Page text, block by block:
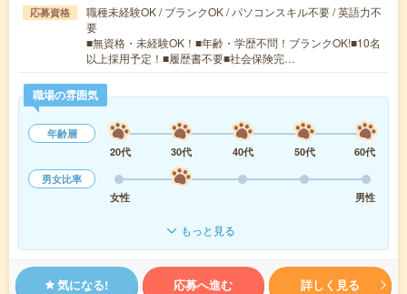
応募資格
職種未経験OK / ブランクOK / パソコンスキル不要 / 英語力不
要
■無資格・未経験OK！■年齢・学歴不問！ブランクOK!■10名
以上採用予定！■履歴書不要■社会保険完…
職場の雰囲気
年齢層
20代
30代 40代 50代
60代
男女比率
女性
男性
もっと見る
気になる! 応募へ進む 詳しく見る